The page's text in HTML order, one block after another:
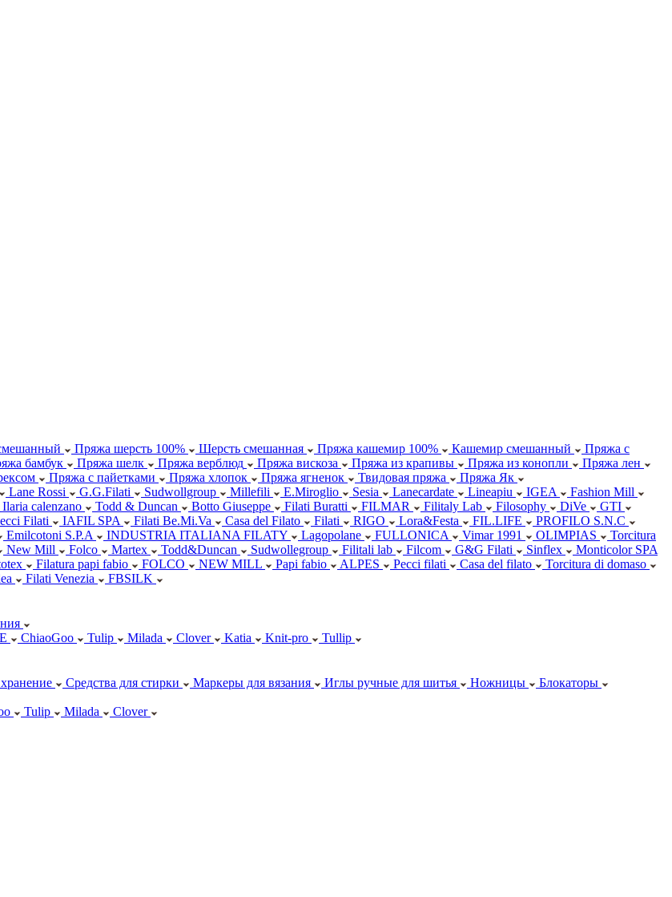
Пряжа шерсть 100% Шерсть смешанная Пряжа кашемир 100% Кашемир смешанный
Пряжа с
бамбук Пряжа шелк Пряжа верблюд Пряжа вискоза Пряжа из крапивы Пряжа из конопли
Пряжа лен
Пряжа с пайетками Пряжа хлопок Пряжа ягненок Твидовая пряжа
Пряжа Як
Lane Rossi G.G.Filati Sudwollgroup Millefili E.Miroglio Sesia Lanecardate Lineapiu IGEA
Fashion Mill
Ilaria calenzano Todd & Duncan Botto Giuseppe Filati Buratti FILMAR Filitaly Lab Filosophy DiVe
GTI
Filati IAFIL SPA Filati Be.Mi.Va Casa del Filato Filati RIGO Lora&Festa FIL.LIFE
PROFILO S.N.C
Emilcotoni S.P.A INDUSTRIA ITALIANA FILATY Lagopolane FULLONICA Vimar 1991 OLIMPIAS
Torcitura
New Mill Folco Martex Todd&Duncan Sudwollegroup Filitali lab Filcom G&G Filati Sinflex
Monticolor SPA
Filatura papi fabio FOLCO NEW MILL Papi fabio ALPES Pecci filati Casa del filato
Torcitura di domaso
Filati Venezia
FBSILK
ChiaoGoo Tulip Milada Clover Katia Knit-pro
Tullip
Средства для стирки Маркеры для вязания Иглы ручные для шитья Ножницы
Блокаторы
Tulip Milada
Clover